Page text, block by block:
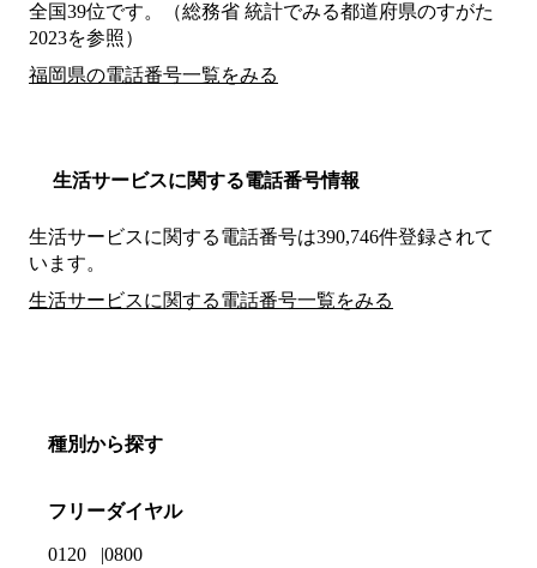
全国39位です。（総務省 統計でみる都道府県のすがた
2023を参照）
福岡県の電話番号一覧をみる
生活サービスに関する電話番号情報
生活サービスに関する電話番号は390,746件登録されて
います。
生活サービスに関する電話番号一覧をみる
種別から探す
フリーダイヤル
0120 0800